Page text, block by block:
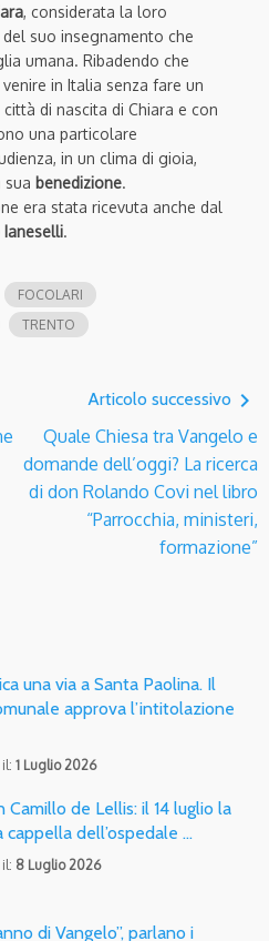
, considerata la loro
del suo insegnamento che
umana. Ribadendo che
in Italia senza fare un
di nascita di Chiara e con
una particolare
in un clima di gioia,
sua benedizione.
era stata ricevuta anche dal
Ianeselli.
FOCOLARI
TRENTO
Articolo successivo navigate_next
Quale Chiesa tra Vangelo e
domande dell’oggi? La ricerca
di don Rolando Covi nel libro
“Parrocchia, ministeri,
formazione”
una via a Santa Paolina. Il
approva l’intitolazione
1 Luglio 2026
Camillo de Lellis: il 14 luglio la
cappella dell’ospedale …
8 Luglio 2026
di Vangelo”, parlano i